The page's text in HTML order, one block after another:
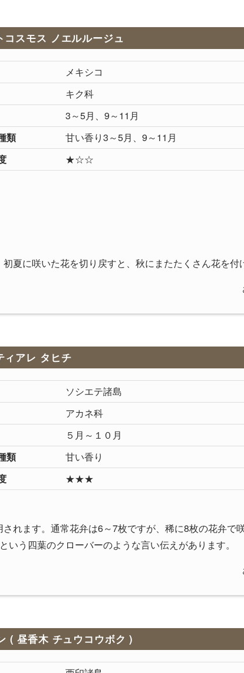
コスモス ノエルルージュ
メキシコ
キク科
3～5月、9～11月
類
甘い香り3～5月、9～11月
★☆☆
夏に咲いた花を切り戻すと、秋にまたたくさん花を付
ィアレ タヒチ
ソシエテ諸島
アカネ科
５月～１０月
類
甘い香り
★★★
れます。通常花弁は6～7枚ですが、稀に8枚の花弁で
う四葉のクローバーのような言い伝えがあります。
( 昼香木 チュウコウボク )